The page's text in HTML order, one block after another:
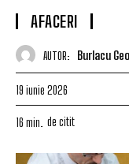
AFACERI
AUTOR: Burlacu
19 iunie 2026
16 min. de citit